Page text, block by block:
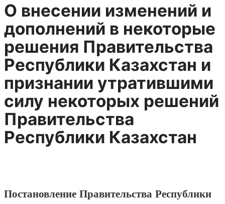
О внесении изменений и
дополнений в некоторые
решения Правительства
Республики Казахстан и
признании утратившими
силу некоторых решений
Правительства
Республики Казахстан
Постановление Правительства Республики